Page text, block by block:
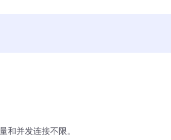
和并发连接不限。